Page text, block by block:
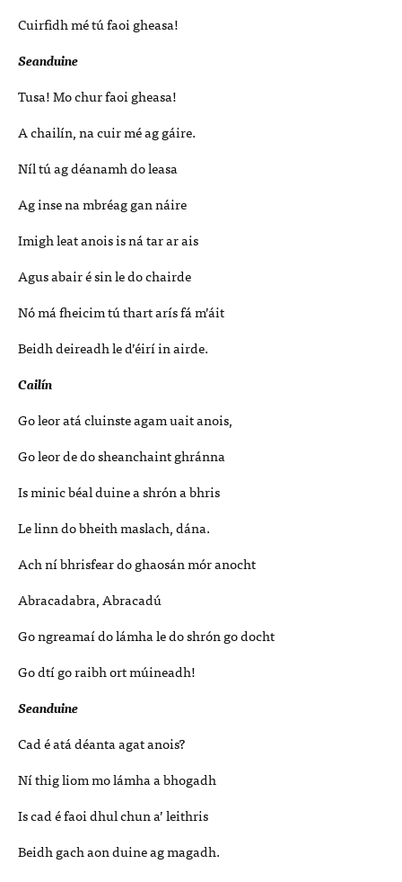
Cuirfidh mé tú faoi gheasa!
Seanduine
Tusa! Mo chur faoi gheasa!
A chailín, na cuir mé ag gáire.
Níl tú ag déanamh do leasa
Ag inse na mbréag gan náire
Imigh leat anois is ná tar ar ais
Agus abair é sin le do chairde
Nó má fheicim tú thart arís fá m’áit
Beidh deireadh le d’éirí in airde.
Cailín
Go leor atá cluinste agam uait anois,
Go leor de do sheanchaint ghránna
Is minic béal duine a shrón a bhris
Le linn do bheith maslach, dána.
Ach ní bhrisfear do ghaosán mór anocht
Abracadabra, Abracadú
Go ngreamaí do lámha le do shrón go docht
Go dtí go raibh ort múineadh!
Seanduine
Cad é atá déanta agat anois?
Ní thig liom mo lámha a bhogadh
Is cad é faoi dhul chun a’ leithris
Beidh gach aon duine ag magadh.